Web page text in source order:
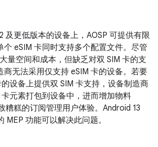
及更低版本的设备上，AOSP 可提供有限
个 eSIM 卡同时支持多个配置文件。尽管
量空间和成本，但缺乏对双 SIM 卡的支
商无法采用仅支持 eSIM 卡的设备。若要
设备上提供双 SIM 卡支持，设备制造商
元素打包到设备中，进而增加物料
糟糕的订阅管理用户体验。Android 13
MEP 功能可以解决此问题。